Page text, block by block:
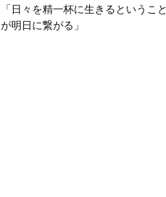
「日々を精一杯に生きるということ
が明日に繋がる」